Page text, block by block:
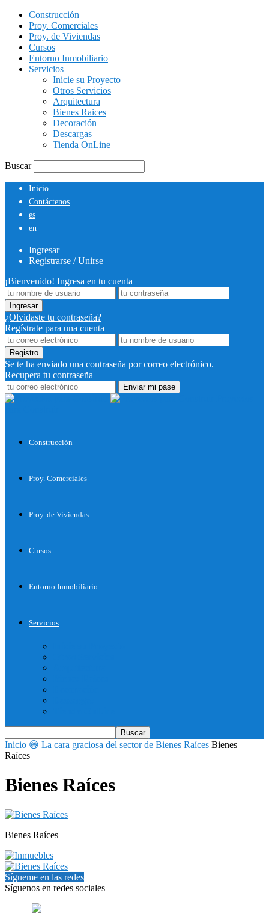
Construcción
Proy. Comerciales
Proy. de Viviendas
Cursos
Entorno Inmobiliario
Servicios
Inicie su Proyecto
Otros Servicios
Arquitectura
Bienes Raices
Decoración
Descargas
Tienda OnLine
Buscar
Inicio
Contáctenos
es
en
Ingresar
Registrarse / Unirse
¡Bienvenido! Ingresa en tu cuenta
¿Olvidaste tu contraseña?
Regístrate para una cuenta
Se te ha enviado una contraseña por correo electrónico.
Recupera tu contraseña
Construcción
Proy. Comerciales
Proy. de Viviendas
Cursos
Entorno Inmobiliario
Servicios
Inicio 😄 La cara graciosa del sector de Bienes Raíces Bienes
Raíces
Bienes Raíces
Bienes Raíces
Sígueme en las redes
Síguenos en redes sociales